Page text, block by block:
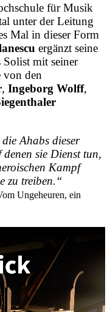
für Musik
unter der Leitung
Mal in dieser Form
ergänzt seine
mit seiner
von den
, Ingeborg Wolff,
Ahabs dieser
sie Dienst tun,
Kampf
zu treiben.“
Ungeheuren, ein